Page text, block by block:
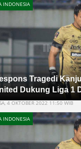
INDONESIA
Tragedi
Dukung Liga 1
4 OKTOBER 2022 11:50 WIB
INDONESIA